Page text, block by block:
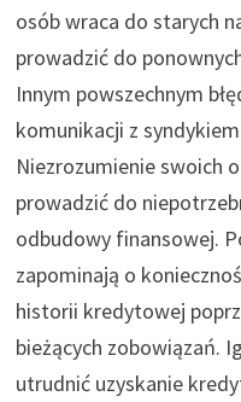
osób wraca do starych
prowadzić do
Innym powszechnym
komunikacji z
Niezrozumienie swoich
prowadzić do
odbudowy finansowej.
zapominają o
historii kredytowej
bieżących zobowiązań.
utrudnić uzyskanie